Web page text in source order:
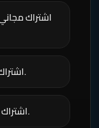
Dragon: اشتراك مجاني لمدة 6 أشهر.
Fajer TV: اشتراك مجاني لمدة 6 أشهر.